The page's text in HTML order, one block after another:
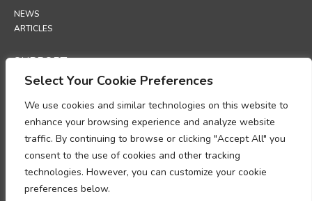
Select Your Cookie Preferences
We use cookies and similar technologies on this website to
enhance your browsing experience and analyze website
traffic. By continuing to browse or clicking "Accept All" you
consent to the use of cookies and other tracking
technologies. However, you can customize your cookie
preferences below.
NEWS
ARTICLES
SUPPORT
TECHNICAL PORTAL
POLICIES
PRIVACYBELEID
COOKIEBELEID
MEMORANDUM OVER NALEVING VAN DE VERWERKING VAN
PERSOONSGEGEVENS
AANVULLING GEGEVENSVERWERKING